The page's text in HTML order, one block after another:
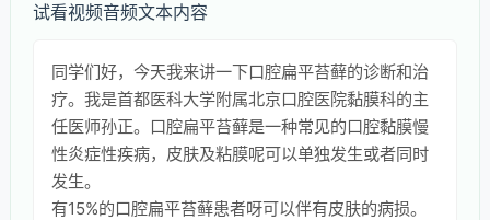
试看视频音频文本内容
同学们好，今天我来讲一下口腔扁平苔藓的诊断和治
疗。我是首都医科大学附属北京口腔医院黏膜科的主
任医师孙正。口腔扁平苔藓是一种常见的口腔黏膜慢
性炎症性疾病，皮肤及粘膜呢可以单独发生或者同时
发生。
有15%的口腔扁平苔藓患者呀可以伴有皮肤的病损。